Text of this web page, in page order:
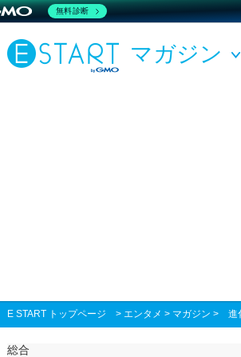
マガジン
E START トップページ > エンタメ > マガジン > 進
総合
無料診断